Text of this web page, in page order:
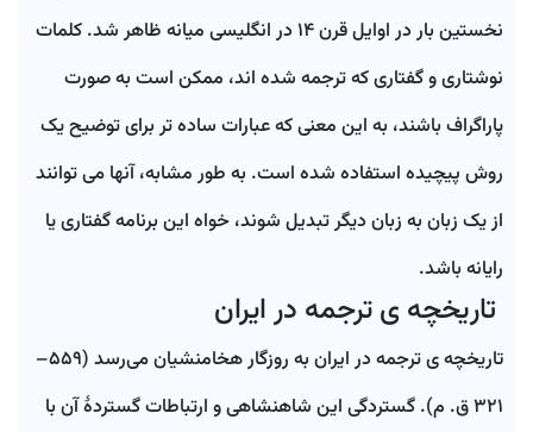
نخستین بار در اوایل قرن 14 در انگلیسی میانه ظاهر شد. کلمات
نوشتاری و گفتاری که ترجمه شده اند، ممکن است به صورت
پاراگراف باشند، به این معنی که عبارات ساده تر برای توضیح یک
روش پیچیده استفاده شده است. به طور مشابه، آنها می توانند
از یک زبان به زبان دیگر تبدیل شوند، خواه این برنامه گفتاری یا
رایانه باشد.
تاریخچه ی ترجمه در ایران
تاریخچه ی ترجمه در ایران به روزگار هخامنشیان می‌رسد (۵۵۹–
۳۲۱ ق. م). گستردگی این شاهنشاهی و ارتباطات گستردهٔ آن با